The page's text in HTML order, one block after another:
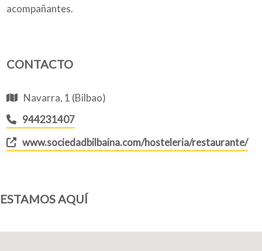
Añade tu negocio
acompañantes.
CONTACTO
Navarra, 1 (Bilbao)
944231407
www.sociedadbilbaina.com/hosteleria/restaurante/
ESTAMOS AQUÍ